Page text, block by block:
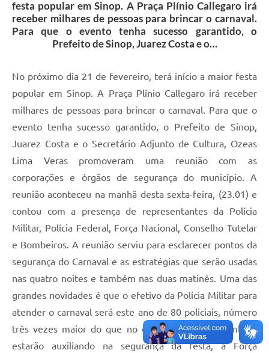
festa popular em Sinop. A Praça Plínio Callegaro irá
receber milhares de pessoas para brincar o carnaval.
Para que o evento tenha sucesso garantido, o
Prefeito de Sinop, Juarez Costa e o…
No próximo dia 21 de fevereiro, terá início a maior festa
popular em Sinop. A Praça Plínio Callegaro irá receber
milhares de pessoas para brincar o carnaval. Para que o
evento tenha sucesso garantido, o Prefeito de Sinop,
Juarez Costa e o Secretário Adjunto de Cultura, Ozeas
Lima Veras promoveram uma reunião com as
corporações e órgãos de segurança do município. A
reunião aconteceu na manhã desta sexta-feira, (23.01) e
contou com a presença de representantes da Polícia
Militar, Polícia Federal, Força Nacional, Conselho Tutelar
e Bombeiros. A reunião serviu para esclarecer pontos da
segurança do Carnaval e as estratégias que serão usadas
nas quatro noites e também nas duas matinês. Uma das
grandes novidades é que o efetivo da Polícia Militar para
atender o carnaval será este ano de 80 policiais, número
três vezes maior do que no do ano de 2008. Também
estarão auxiliando na segurança da festa, a Força